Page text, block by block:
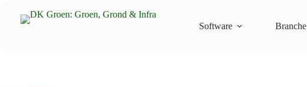
Software Branche